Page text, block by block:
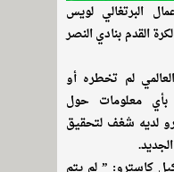
البرتغالي لويس
القدم بنادي النصر
لم تخطره أو
بأي معلومات حول
لديه شغف لتحقيق